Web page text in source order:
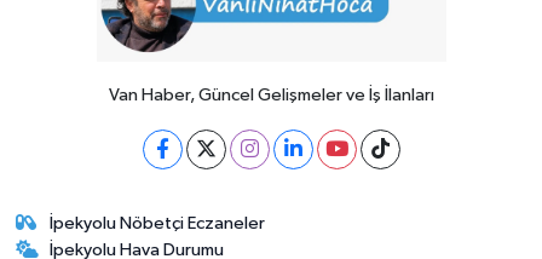
Van Haber, Güncel Gelişmeler ve İş İlanları
İpekyolu Nöbetçi Eczaneler
İpekyolu Hava Durumu